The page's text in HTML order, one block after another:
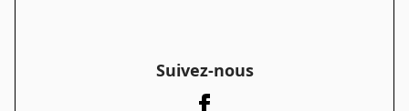
Suivez-nous